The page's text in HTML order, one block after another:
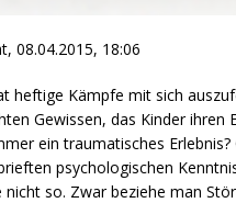
08.04.2015, 18:06
heftige Kämpfe mit sich
Gewissen, das Kinder ihren
ein traumatisches
psychologischen
so. Zwar beziehe man